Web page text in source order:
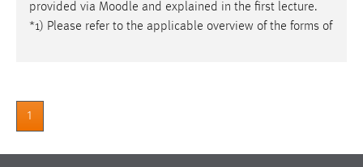
provided via Moodle and explained in the first lecture.
*1) Please refer to the applicable overview of the forms of
1